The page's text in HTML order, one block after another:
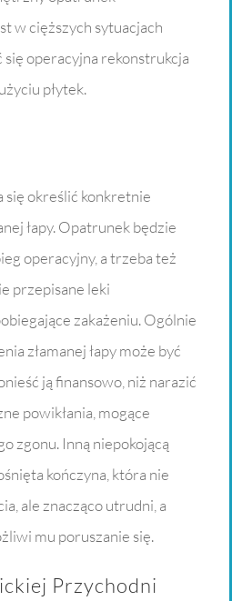
w cięższych sytuacjach
się operacyjna rekonstrukcja
płytek.
się określić konkretnie
łapy. Opatrunek będzie
operacyjny, a trzeba też
przepisane leki
zakażeniu. Ogólnie
złamanej łapy może być
ją finansowo, niż narazić
powikłania, mogące
zgonu. Inną niepokojącą
kończyna, która nie
ale znacząco utrudni, a
mu poruszanie się.
Przychodni